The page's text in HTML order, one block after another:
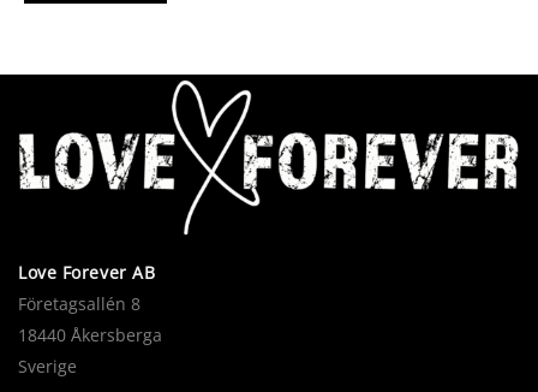
Love Forever AB
Företagsallén 8
18440 Åkersberga
Sverige